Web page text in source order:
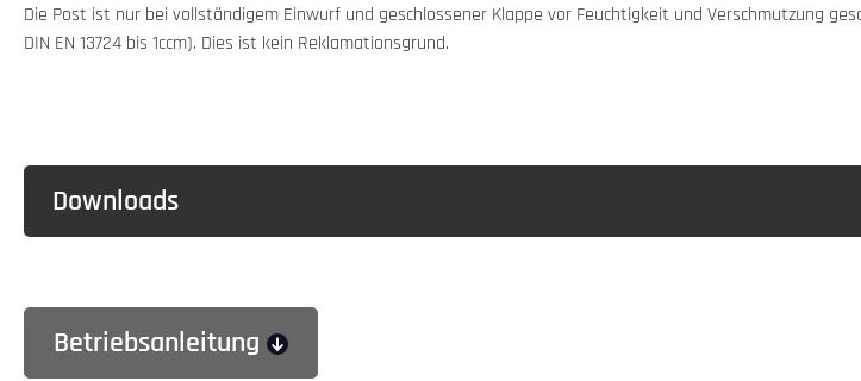
Die Post ist nur bei vollständigem Einwurf und geschlossener Klappe vor Feuchtigkeit und Verschmutzung
DIN EN 13724 bis 1ccm). Dies ist kein Reklamationsgrund.
Downloads
Betriebsanleitung